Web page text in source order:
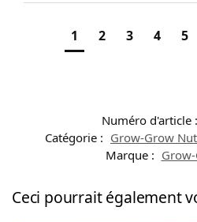
1 2 3 4 5
Numéro d'article :
Catégorie : Grow-Grow
Marque :
Ceci pourrait également